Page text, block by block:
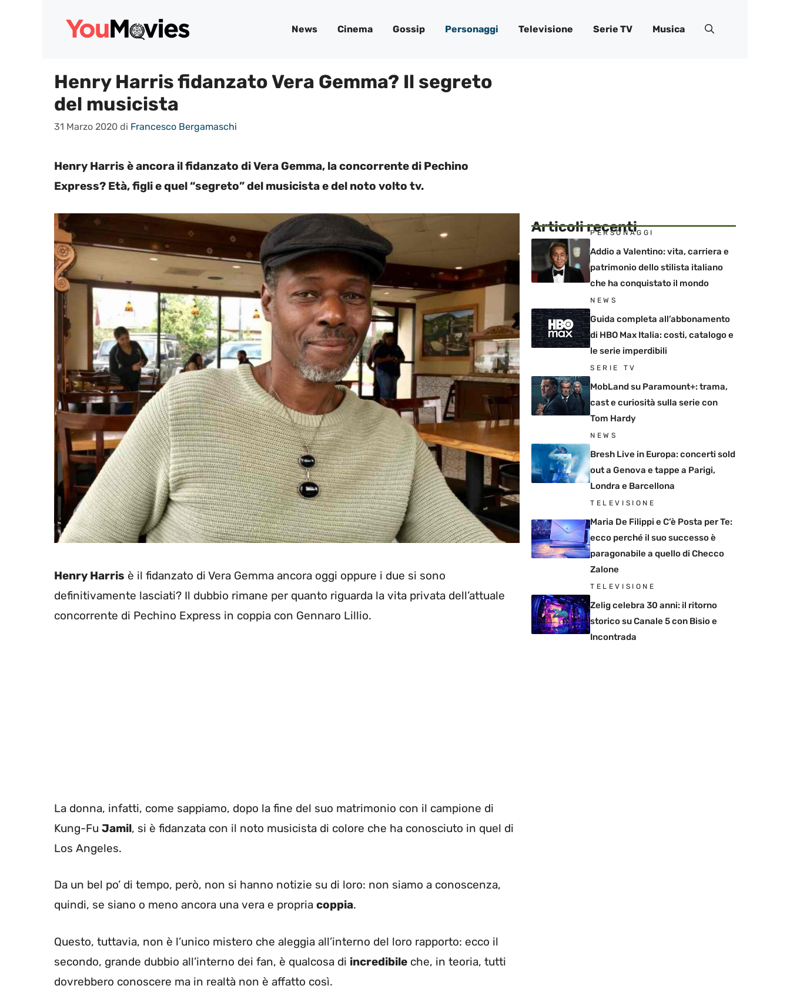
News Cinema Gossip Personaggi Televisione Serie TV Musica
Henry Harris fidanzato Vera Gemma? Il segreto
del musicista
31 Marzo 2020 di Francesco Bergamaschi
Henry Harris è ancora il fidanzato di Vera Gemma, la concorrente di Pechino
Express? Età, figli e quel “segreto” del musicista e del noto volto tv.
Henry Harris è il fidanzato di Vera Gemma ancora oggi oppure i due si sono
definitivamente lasciati? Il dubbio rimane per quanto riguarda la vita privata dell’attuale
concorrente di Pechino Express in coppia con Gennaro Lillio.
La donna, infatti, come sappiamo, dopo la fine del suo matrimonio con il campione di
Kung-Fu Jamil, si è fidanzata con il noto musicista di colore che ha conosciuto in quel di
Los Angeles.
Da un bel po’ di tempo, però, non si hanno notizie su di loro: non siamo a conoscenza,
quindi, se siano o meno ancora una vera e propria coppia.
Questo, tuttavia, non è l’unico mistero che aleggia all’interno del loro rapporto: ecco il
secondo, grande dubbio all’interno dei fan, è qualcosa di incredibile che, in teoria, tutti
dovrebbero conoscere ma in realtà non è affatto così.
Articoli recenti
PERSONAGGI
Addio a Valentino: vita, carriera e
patrimonio dello stilista italiano
che ha conquistato il mondo
NEWS
Guida completa all’abbonamento
di HBO Max Italia: costi, catalogo e
le serie imperdibili
SERIE TV
MobLand su Paramount+: trama,
cast e curiosità sulla serie con
Tom Hardy
NEWS
Bresh Live in Europa: concerti sold
out a Genova e tappe a Parigi,
Londra e Barcellona
TELEVISIONE
Maria De Filippi e C’è Posta per Te:
ecco perché il suo successo è
paragonabile a quello di Checco
Zalone
TELEVISIONE
Zelig celebra 30 anni: il ritorno
storico su Canale 5 con Bisio e
Incontrada